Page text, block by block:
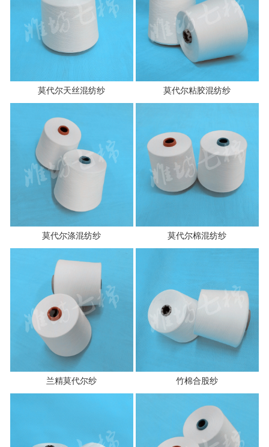
莫代尔天丝混纺纱 莫代尔粘胶混纺纱
莫代尔涤混纺纱 莫代尔棉混纺纱
兰精莫代尔纱 竹棉合股纱